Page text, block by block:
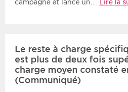
campagne et lance un… Lire la
Le reste à charge
est plus de deux fois
charge moyen constaté
(Communiqué)